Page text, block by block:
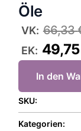
Öle
VK: 66,33
EK:
In den
SKU:
Kategorien: